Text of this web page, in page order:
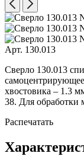
Арт. 130.013
Сверло 130.013
хвостовика – 1.3
38. Для обработки
Распечатать